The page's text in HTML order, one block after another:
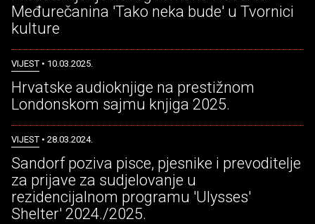
Međurečanina 'Tako neka bude' u Tvornici
kulture
VIJEST • 10.03.2025.
Hrvatske audioknjige na prestižnom
Londonskom sajmu knjiga 2025.
VIJEST • 28.03.2024.
Sandorf poziva pisce, pjesnike i prevoditelje
za prijave za sudjelovanje u
rezidencijalnom programu 'Ulysses'
Shelter' 2024./2025.